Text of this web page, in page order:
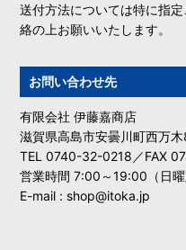
送付方法については特に指
絡の上お願いいたします。
お問い合わせ先
有限会社 伊藤嘉商店
滋賀県高島市安曇川町西万
TEL 0740-32-0218／FAX
営業時間 7:00～19:00（日曜
E-mail : shop@itoka.jp